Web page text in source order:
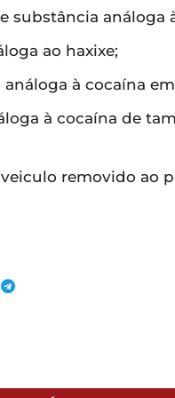
substância análoga
ao haxixe;
à cocaína
à cocaína de
removido ao